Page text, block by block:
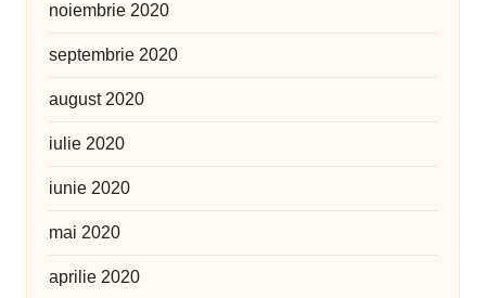
noiembrie 2020
septembrie 2020
august 2020
iulie 2020
iunie 2020
mai 2020
aprilie 2020